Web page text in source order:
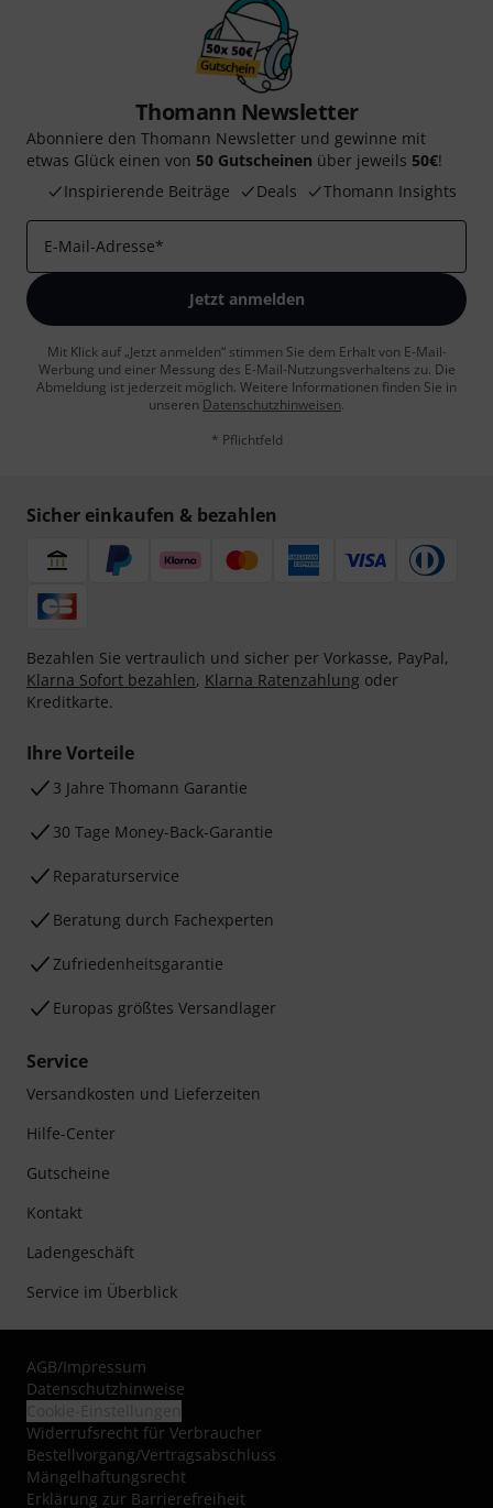
Thomann Newsletter
Abonniere den Thomann Newsletter und gewinne mit
etwas Glück einen von 50 Gutscheinen über jeweils 50€!
Inspirierende Beiträge
Deals Thomann Insights
E-Mail-Adresse*
Jetzt anmelden
Mit Klick auf „Jetzt anmelden“ stimmen Sie dem Erhalt von E-Mail-
Werbung und einer Messung des E-Mail-Nutzungsverhaltens zu. Die
Abmeldung ist jederzeit möglich. Weitere Informationen finden Sie in
unseren Datenschutzhinweisen.
* Pflichtfeld
Sicher einkaufen & bezahlen
Bezahlen Sie vertraulich und sicher per Vorkasse, PayPal,
Klarna Sofort bezahlen, Klarna Ratenzahlung oder
Kreditkarte.
Ihre Vorteile
3 Jahre Thomann Garantie
30 Tage Money-Back-Garantie
Reparaturservice
Beratung durch Fachexperten
Zufriedenheitsgarantie
Europas größtes Versandlager
Service
Versandkosten und Lieferzeiten
Hilfe-Center
Gutscheine
Kontakt
Ladengeschäft
Service im Überblick
AGB/Impressum
Datenschutzhinweise
Widerrufsrecht für Verbraucher
Bestellvorgang/Vertragsabschluss
Mängelhaftungsrecht
Erklärung zur Barrierefreiheit